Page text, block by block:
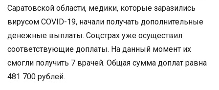
Саратовской области, медики, которые заразились
вирусом COVID-19, начали получать дополнительные
денежные выплаты. Соцстрах уже осуществил
соответствующие доплаты. На данный момент их
смогли получить 7 врачей. Общая сумма доплат равна
481 700 рублей.